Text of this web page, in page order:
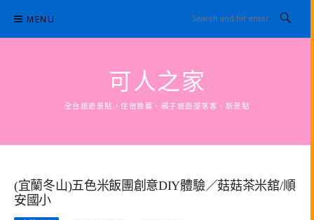
content
MENU
可人之家
全台旅遊景點，住宿推薦、親子旅遊部落客、新景點
(宜蘭冬山)五色米飯團創意DIY體驗／菇菇茶米舘/順
安國小